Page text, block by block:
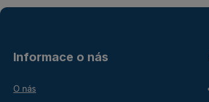
Informace o nás
O nás